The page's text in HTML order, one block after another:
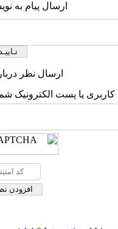
ارسال پیام به
ارسال نظر
کاربری یا پست الکترونیک